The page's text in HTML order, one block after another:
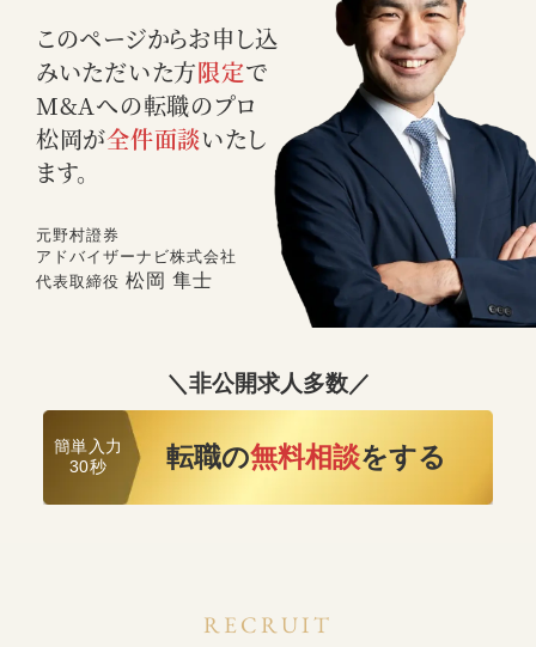
このページからお申し込
みいただいた方限定で
M&Aへの転職のプロ
松岡が全件面談いたし
ます。
元野村證券
アドバイザーナビ株式会社
代表取締役松岡 隼士
＼非公開求人多数／
簡単入力
30秒
転職の無料相談をする
RECRUIT